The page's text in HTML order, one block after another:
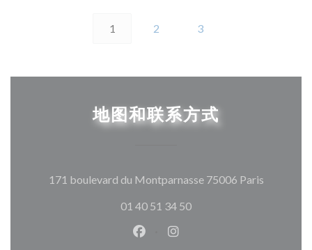
1 2 3
地图和联系方式
171 boulevard du Montparnasse 75006 Paris((在新窗
01 40 51 34 50
Facebook ((在新窗口中打开))
Instagram ((在新窗口中